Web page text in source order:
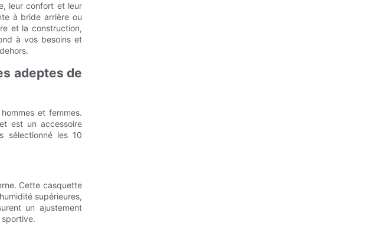
leur confort et leur
à bride arrière ou
et la construction,
à vos besoins et
adeptes de
et femmes.
est un accessoire
sélectionné les 10
Cette casquette
supérieures,
un ajustement